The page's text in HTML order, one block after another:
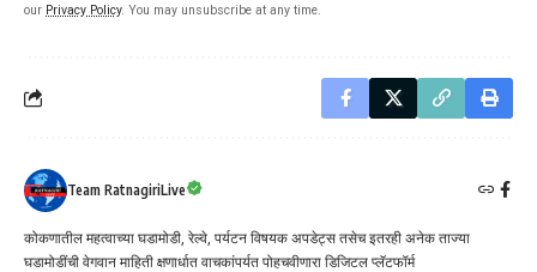
our Privacy Policy. You may unsubscribe at any time.
Team RatnagiriLive
कोकणातील महत्वाच्या घडामोडी, रेल्वे, पर्यटन विषयक अपडेट्स तसेच इतरही अनेक ताज्या
घडामोडींची वेगवान माहिती क्षणार्धात वाचकांपर्यत पोहचवीणारा डिजिटल प्लॅटफॉर्म